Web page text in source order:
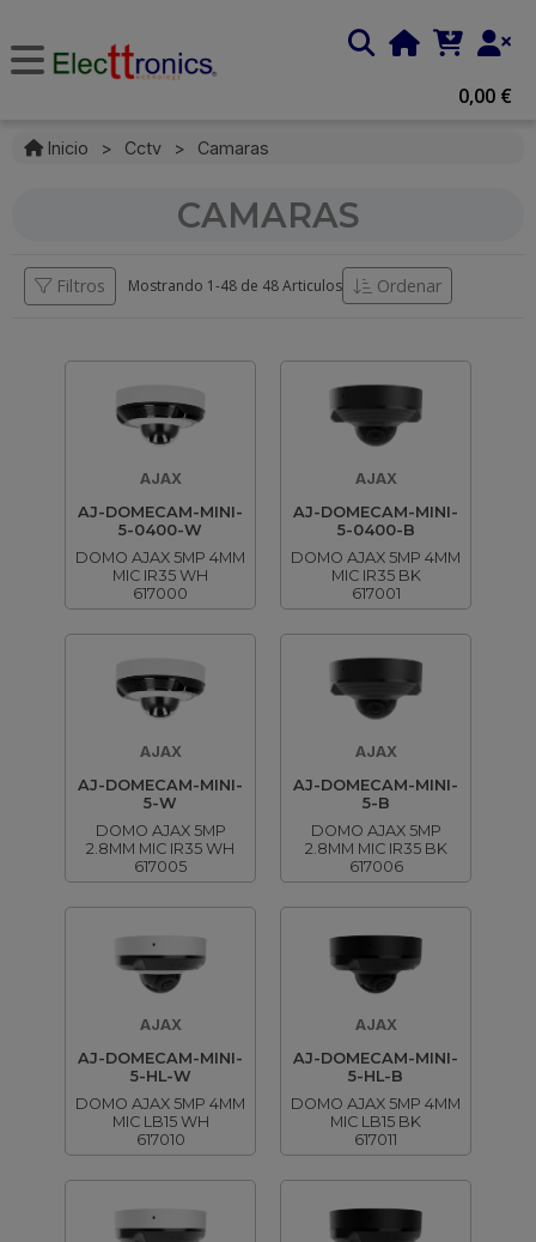
0,00 €
Inicio > Cctv > Camaras
CAMARAS
Filtros Mostrando 1-48 de 48 Articulos Ordenar
AJAX
AJ-DOMECAM-MINI-
5-0400-W
DOMO AJAX 5MP 4MM
MIC IR35 WH
617000
AJAX
AJ-DOMECAM-MINI-
5-0400-B
DOMO AJAX 5MP 4MM
MIC IR35 BK
617001
AJAX
AJ-DOMECAM-MINI-
5-W
DOMO AJAX 5MP
2.8MM MIC IR35 WH
617005
AJAX
AJ-DOMECAM-MINI-
5-B
DOMO AJAX 5MP
2.8MM MIC IR35 BK
617006
AJAX
AJ-DOMECAM-MINI-
5-HL-W
DOMO AJAX 5MP 4MM
MIC LB15 WH
617010
AJAX
AJ-DOMECAM-MINI-
5-HL-B
DOMO AJAX 5MP 4MM
MIC LB15 BK
617011